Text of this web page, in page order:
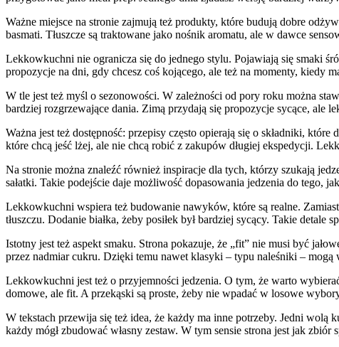
Ważne miejsce na stronie zajmują też produkty, które budują dobre
basmati. Tłuszcze są traktowane jako nośnik aromatu, ale w dawce
Lekkowkuchni nie ogranicza się do jednego stylu. Pojawiają się smaki
propozycje na dni, gdy chcesz coś kojącego, ale też na momenty, kiedy
W tle jest też myśl o sezonowości. W zależności od pory roku można
bardziej rozgrzewające dania. Zimą przydają się propozycje sycące,
Ważna jest też dostępność: przepisy często opierają się o składniki,
które chcą jeść lżej, ale nie chcą robić z zakupów długiej ekspedycji.
Na stronie można znaleźć również inspiracje dla tych, którzy szukają
sałatki. Takie podejście daje możliwość dopasowania jedzenia do tego,
Lekkowkuchni wspiera też budowanie nawyków, które są realne.
tłuszczu. Dodanie białka, żeby posiłek był bardziej sycący. Takie
Istotny jest też aspekt smaku. Strona pokazuje, że „fit” nie musi być
przez nadmiar cukru. Dzięki temu nawet klasyki – typu naleśniki – mogą
Lekkowkuchni jest też o przyjemności jedzenia. O tym, że warto
domowe, ale fit. A przekąski są proste, żeby nie wpadać w losowe
W tekstach przewija się też idea, że każdy ma inne potrzeby. Jedni
każdy mógł zbudować własny zestaw. W tym sensie strona jest jak zbiór